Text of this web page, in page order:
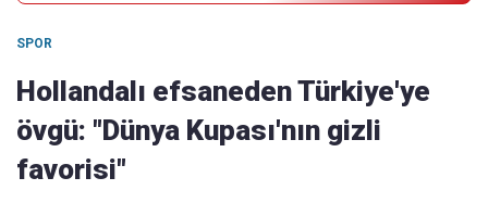
SPOR
Hollandalı efsaneden Türkiye'ye
övgü: "Dünya Kupası'nın gizli
favorisi"